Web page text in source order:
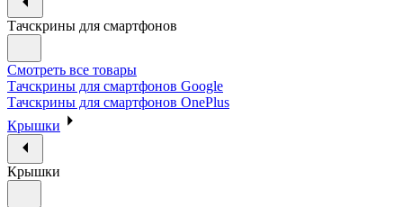
Тачскрины для смартфонов
Смотреть все товары
Тачскрины для смартфонов Google
Тачскрины для смартфонов OnePlus
Крышки
Крышки